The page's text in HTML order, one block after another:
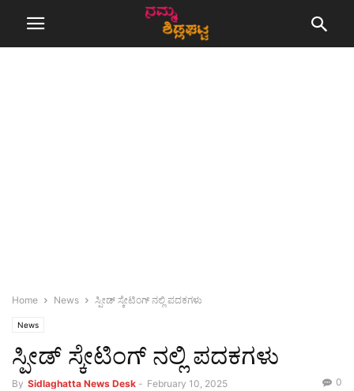
Home News ಸ್ಪೀಡ್ ಸ್ಕೇಟಿಂಗ್ ನಲ್ಲಿ ಪದಕಗಳು
News
ಸ್ಪೀಡ್ ಸ್ಕೇಟಿಂಗ್ ನಲ್ಲಿ ಪದಕಗಳು
By Sidlaghatta News Desk - February 10, 2025 0